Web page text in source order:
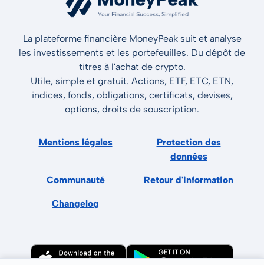
La plateforme financière MoneyPeak suit et analyse
les investissements et les portefeuilles. Du dépôt de
titres à l'achat de crypto.
Utile, simple et gratuit. Actions, ETF, ETC, ETN,
indices, fonds, obligations, certificats, devises,
options, droits de souscription.
Mentions légales
Protection des
données
Communauté Retour d'information
Changelog